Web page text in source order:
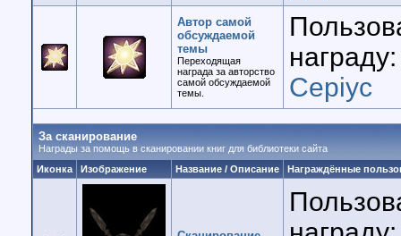
Автор самой
обсуждаемой
темы
Переходящая
награда за авторство
самой обсуждаемой
темы.
Cepiyc
За сканирование
Награды за помощь в сканировании книг для библиотеки сайта
Иконка
Изображение Название / Описание Награждённые